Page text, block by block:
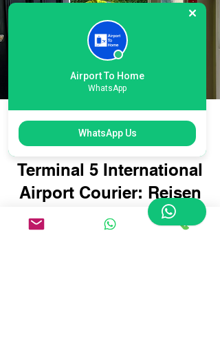
Einfache Online-
Buchung für Heathrow
Terminal 5 International
Airport Courier: Reisen
Sie intelligenter, nicht
Airport To Home
WhatsApp
WhatsApp Us